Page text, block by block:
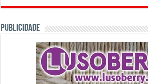
PUBLICIDADE